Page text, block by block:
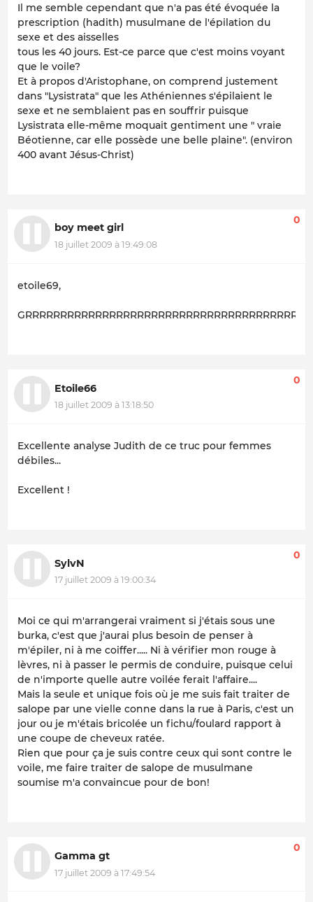
Il me semble cependant que n'a pas été évoquée la
prescription (hadith) musulmane de l'épilation du
sexe et des aisselles
tous les 40 jours. Est-ce parce que c'est moins voyant
que le voile?
Et à propos d'Aristophane, on comprend justement
dans "Lysistrata" que les Athéniennes s'épilaient le
sexe et ne semblaient pas en souffrir puisque
Lysistrata elle-même moquait gentiment une " vraie
Béotienne, car elle possède une belle plaine". (environ
400 avant Jésus-Christ)
boy meet girl
18 juillet 2009 à 19:49:08
0
etoile69,
Etoile66
18 juillet 2009 à 13:18:50
0
Excellente analyse Judith de ce truc pour femmes
débiles...
Excellent !
SylvN
17 juillet 2009 à 19:00:34
0
Moi ce qui m'arrangerai vraiment si j'étais sous une
burka, c'est que j'aurai plus besoin de penser à
m'épiler, ni à me coiffer..... Ni à vérifier mon rouge à
lèvres, ni à passer le permis de conduire, puisque celui
de n'importe quelle autre voilée ferait l'affaire....
Mais la seule et unique fois où je me suis fait traiter de
salope par une vielle conne dans la rue à Paris, c'est un
jour ou je m'étais bricolée un fichu/foulard rapport à
une coupe de cheveux ratée.
Rien que pour ça je suis contre ceux qui sont contre le
voile, me faire traiter de salope de musulmane
soumise m'a convaincue pour de bon!
Gamma gt
17 juillet 2009 à 17:49:54
0